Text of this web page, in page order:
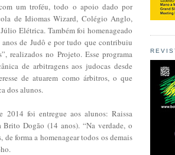
um troféu, todo o apoio dado por
de Idiomas Wizard, Colégio Anglo,
Elétrica. Também foi homenageado
anos de Judô e por tudo que contribuiu
realizados no Projeto. Esse programa
de arbitragens aos judocas desde
de atuarem como árbitros, o que
dos alunos.
2014 foi entregue aos alunos: Raissa
Brito Dogão (14 anos). “Na verdade, o
forma a homenagear todos os demais